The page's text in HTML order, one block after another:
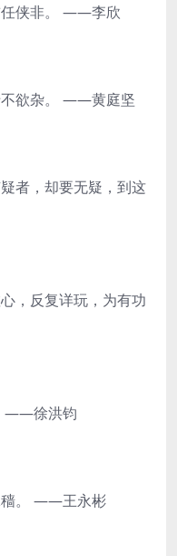
任侠非。 ——李欣
不欲杂。 ——黄庭坚
者，却要无疑，到这
，反复详玩，为有功
——徐洪钧
穑。 ——王永彬